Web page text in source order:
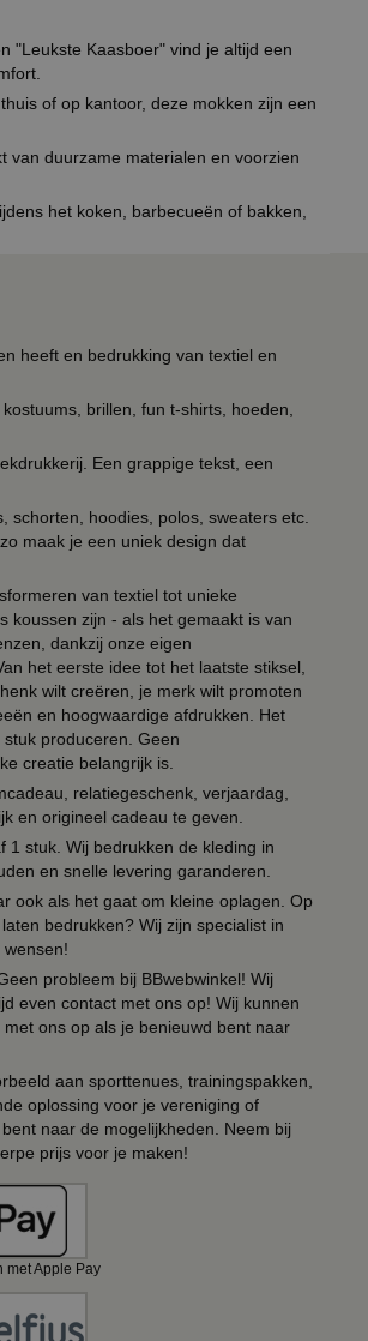
"Leukste Kaasboer" vind je altijd een
of op kantoor, deze mokken zijn een
van duurzame materialen en voorzien
het koken, barbecueën of bakken,
heeft en bedrukking van textiel en
brillen, fun t-shirts, hoeden,
Een grappige tekst, een
schorten, hoodies, polos, sweaters etc.
maak je een uniek design dat
van textiel tot unieke
koussen zijn - als het gemaakt is van
dankzij onze eigen
het eerste idee tot het laatste stiksel,
wilt creëren, je merk wilt promoten
en hoogwaardige afdrukken. Het
produceren. Geen
creatie belangrijk is.
relatiegeschenk, verjaardag,
en origineel cadeau te geven.
stuk. Wij bedrukken de kleding in
en snelle levering garanderen.
ook als het gaat om kleine oplagen. Op
bedrukken? Wij zijn specialist in
probleem bij BBwebwinkel! Wij
even contact met ons op! Wij kunnen
ons op als je benieuwd bent naar
aan sporttenues, trainingspakken,
oplossing voor je vereniging of
naar de mogelijkheden. Neem bij
prijs voor je maken!
met Apple Pay